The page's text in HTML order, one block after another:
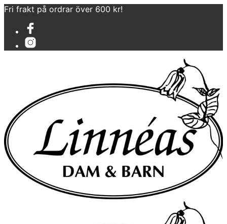
Fri frakt på ordrar över 600 kr!